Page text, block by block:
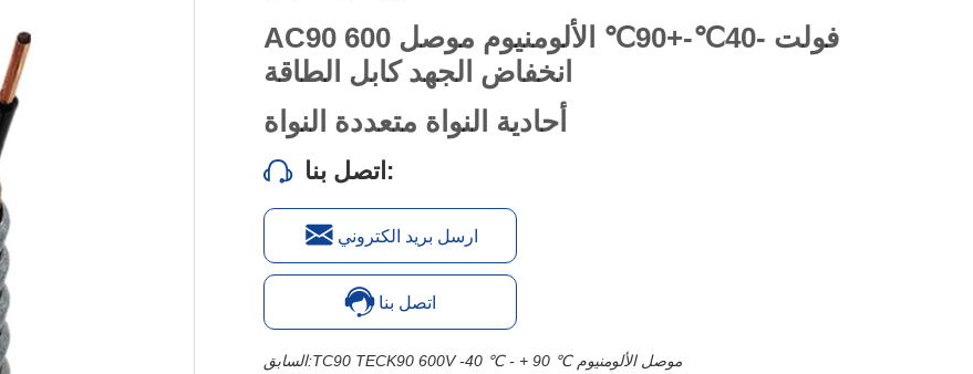
اتصل بنا:
ارسل بريد الكتروني
اتصل بنا
السابق:
TC90 TECK90 600V -40 ℃ - + 90 ℃ موصل الألومنيوم